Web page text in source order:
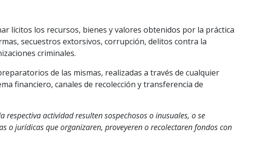
lícitos los recursos, bienes y valores obtenidos por la práctica
secuestros extorsivos, corrupción, delitos contra la
criminales.
de las mismas, realizadas a través de cualquier
financiero, canales de recolección y transferencia de
actividad resulten sospechosos o inusuales, o se
o jurídicas que organizaren, proveyeren o recolectaren fondos con